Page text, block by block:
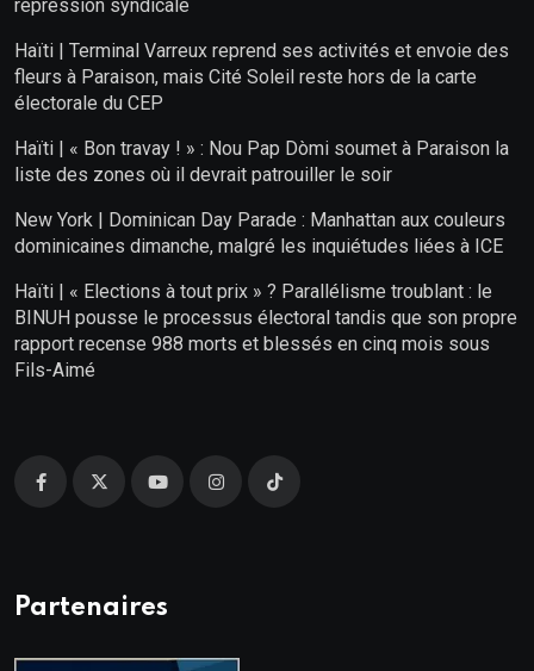
répression syndicale
Haïti | Terminal Varreux reprend ses activités et envoie des
fleurs à Paraison, mais Cité Soleil reste hors de la carte
électorale du CEP
Haïti | « Bon travay ! » : Nou Pap Dòmi soumet à Paraison la
liste des zones où il devrait patrouiller le soir
New York | Dominican Day Parade : Manhattan aux couleurs
dominicaines dimanche, malgré les inquiétudes liées à ICE
Haïti | « Elections à tout prix » ? Parallélisme troublant : le
BINUH pousse le processus électoral tandis que son propre
rapport recense 988 morts et blessés en cinq mois sous
Fils-Aimé
Partenaires